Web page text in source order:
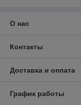
О нас
Контакты
Доставка и оплата
График работы